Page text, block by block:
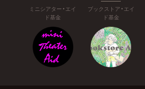
ミニシアター・エイ
ド基金
ブックストア・エイ
ド基金